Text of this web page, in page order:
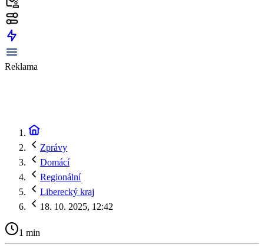
Reklama
Zprávy
Domácí
Regionální
Liberecký kraj
18. 10. 2025, 12:42
1 min